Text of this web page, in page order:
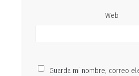
Web
Guarda mi nombre, correo